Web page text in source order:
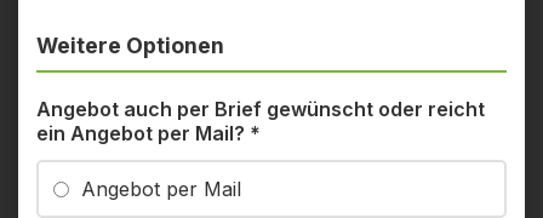
Weitere Optionen
Angebot auch per Brief gewünscht oder reicht
ein Angebot per Mail? *
Angebot per Mail